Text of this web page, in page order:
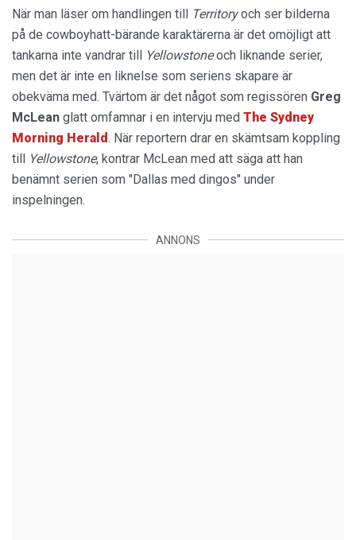
När man läser om handlingen till Territoryoch ser bilderna
på de cowboyhatt-bärande karaktärerna är det omöjligt att
tankarna inte vandrar till Yellowstoneoch liknande serier,
men det är inte en liknelse som seriens skapare är
obekväma med. Tvärtom är det något som regissören Greg
McLean glatt omfamnar i en intervju med The Sydney
Morning Herald . När reportern drar en skämtsam koppling
till Yellowstone, kontrar McLean med att säga att han
benämnt serien som "Dallas med dingos" under
inspelningen.
ANNONS